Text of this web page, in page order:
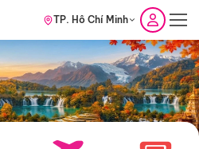
TP. Hồ Chí Minh